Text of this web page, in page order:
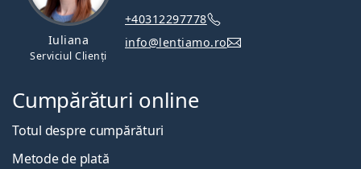
Iuliana
Serviciul Clienți
+40312297778
info@lentiamo.ro
Cumpărături online
Totul despre cumpărături
Metode de plată